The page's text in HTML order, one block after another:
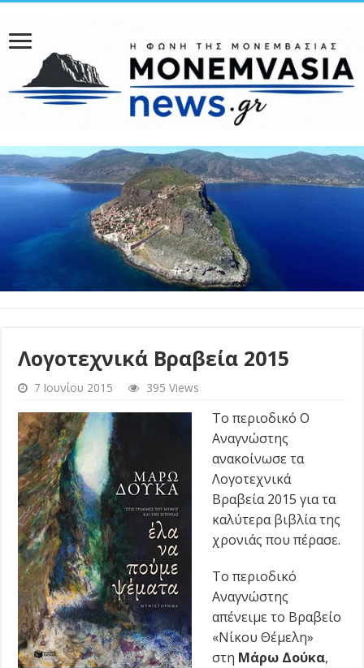
Λογοτεχνικά Βραβεία 2015
7 Ιουνίου 2015 395 Views
Το περιοδικό Ο
Αναγνώστης
ανακοίνωσε τα
Λογοτεχνικά
Βραβεία 2015 για τα
καλύτερα βιβλία της
χρονιάς που πέρασε.
Το περιοδικό
Αναγνώστης
απένειμε το Βραβείο
«Νίκου Θέμελη»
στη Μάρω Δούκα,